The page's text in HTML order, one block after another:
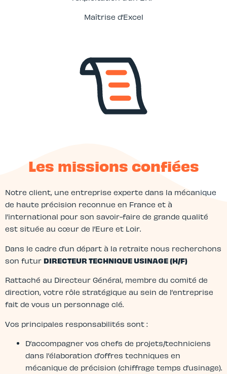
Maîtrise d’Excel
Les missions confiées
Notre client, une entreprise experte dans la mécanique
de haute précision reconnue en France et à
l’international pour son savoir-faire de grande qualité
est située au cœur de l’Eure et Loir.
Dans le cadre d’un départ à la retraite nous recherchons
son futur DIRECTEUR TECHNIQUE USINAGE (H/F)
Rattaché au Directeur Général, membre du comité de
direction, votre rôle stratégique au sein de l’entreprise
fait de vous un personnage clé.
Vos principales responsabilités sont :
D’accompagner vos chefs de projets/techniciens
dans l’élaboration d’offres techniques en
mécanique de précision (chiffrage temps d’usinage).